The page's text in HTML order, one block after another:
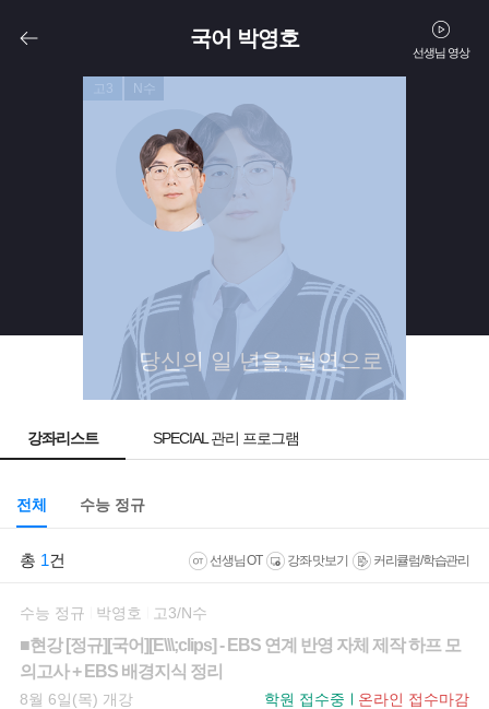
국어 박영호
선생님 영상
당신의 일 년을, 필연으로
고3 N수
강좌리스트 SPECIAL 관리 프로그램
전체 수능 정규
총 1건 선생님 OT 강좌 맛보기 커리큘럼/학습관리
수능 정규 박영호 고3/N수
■현강 [정규][국어][E\\\;clips] - EBS 연계 반영 자체 제작 하프 모
의고사 + EBS 배경지식 정리
8월 6일(목) 개강 학원 접수중 온라인 접수마감